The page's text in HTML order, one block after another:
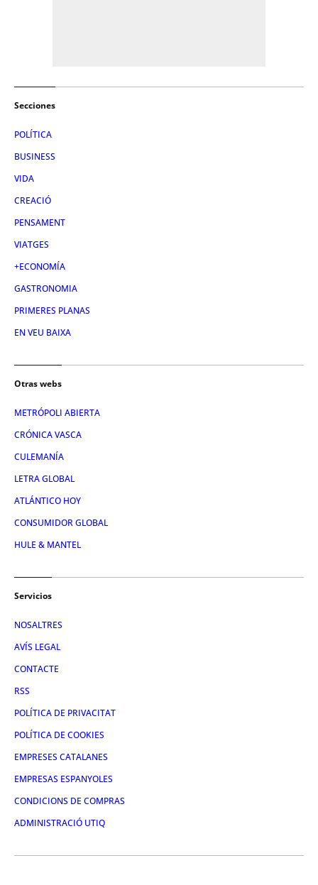
Secciones
POLÍTICA
BUSINESS
VIDA
CREACIÓ
PENSAMENT
VIATGES
+ECONOMÍA
GASTRONOMIA
PRIMERES PLANAS
EN VEU BAIXA
Otras webs
METRÓPOLI ABIERTA
CRÓNICA VASCA
CULEMANÍA
LETRA GLOBAL
ATLÁNTICO HOY
CONSUMIDOR GLOBAL
HULE & MANTEL
Servicios
NOSALTRES
AVÍS LEGAL
CONTACTE
RSS
POLÍTICA DE PRIVACITAT
POLÍTICA DE COOKIES
EMPRESES CATALANES
EMPRESAS ESPANYOLES
CONDICIONS DE COMPRAS
ADMINISTRACIÓ UTIQ